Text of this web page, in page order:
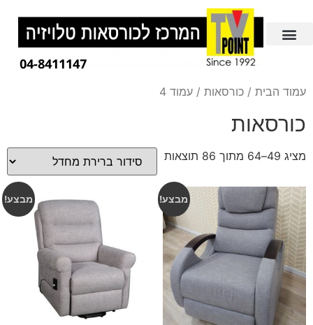
04-8411147
עמוד הבית / כורסאות / עמוד 4
כורסאות
מציג 49–64 מתוך 86 תוצאות
מבצע! מבצע!